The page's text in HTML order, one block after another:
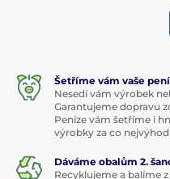
Šetříme vám vaše
Nesedí vám výrobek
Garantujeme dopravu
Peníze vám šetříme i
výrobky za co
Dáváme obalům 2.
Recyklujeme a balíme